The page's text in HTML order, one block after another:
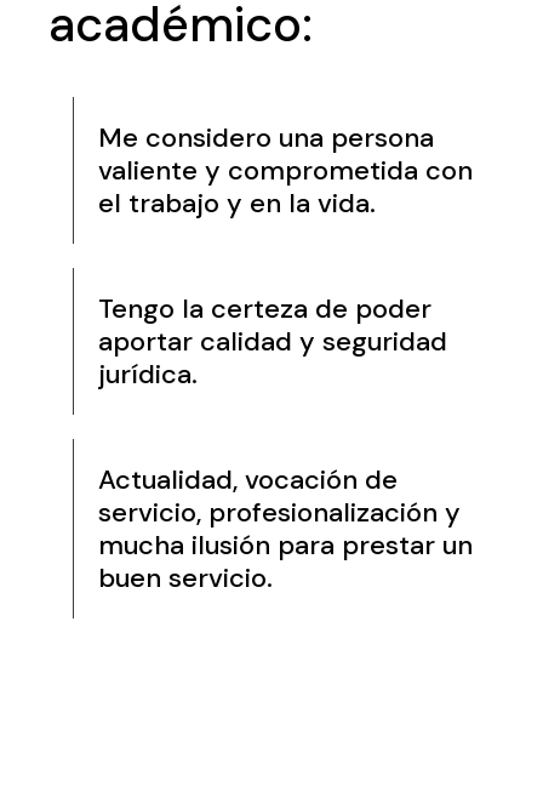
académico:
Me considero una persona
valiente y comprometida con
el trabajo y en la vida.
Tengo la certeza de poder
aportar calidad y seguridad
jurídica.
Actualidad, vocación de
servicio, profesionalización y
mucha ilusión para prestar un
buen servicio.